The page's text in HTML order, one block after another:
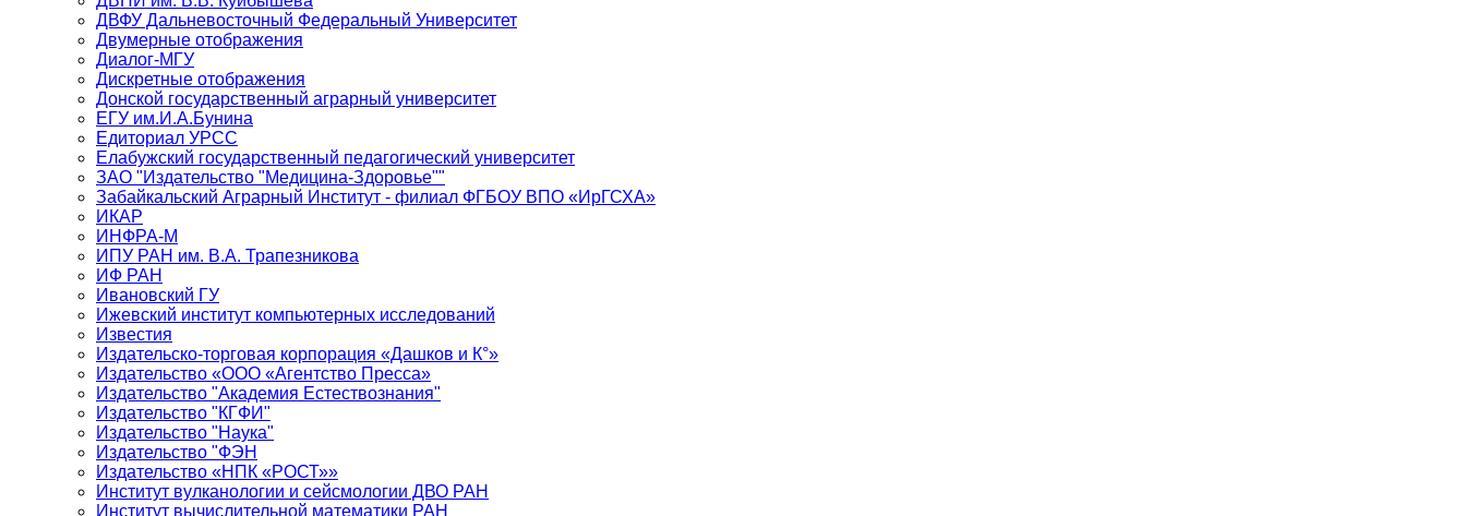
ДВФУ Дальневосточный Федеральный Университет
Двумерные отображения
Диалог-МГУ
Дискретные отображения
Донской государственный аграрный университет
ЕГУ им.И.А.Бунина
Едиториал УРСС
Елабужский государственный педагогический университет
ЗАО "Издательство "Медицина-Здоровье""
Забайкальский Аграрный Институт - филиал ФГБОУ ВПО «ИрГСХА»
ИКАР
ИНФРА-М
ИПУ РАН им. В.А. Трапезникова
ИФ РАН
Ивановский ГУ
Ижевский институт компьютерных исследований
Известия
Издательско-торговая корпорация «Дашков и К°»
Издательство «ООО «Агентство Пресса»
Издательство "Академия Естествознания"
Издательство "КГФИ"
Издательство "Наука"
Издательство "ФЭН
Издательство «НПК «РОСТ»»
Институт вулканологии и сейсмологии ДВО РАН
Институт вычислительной математики РАН